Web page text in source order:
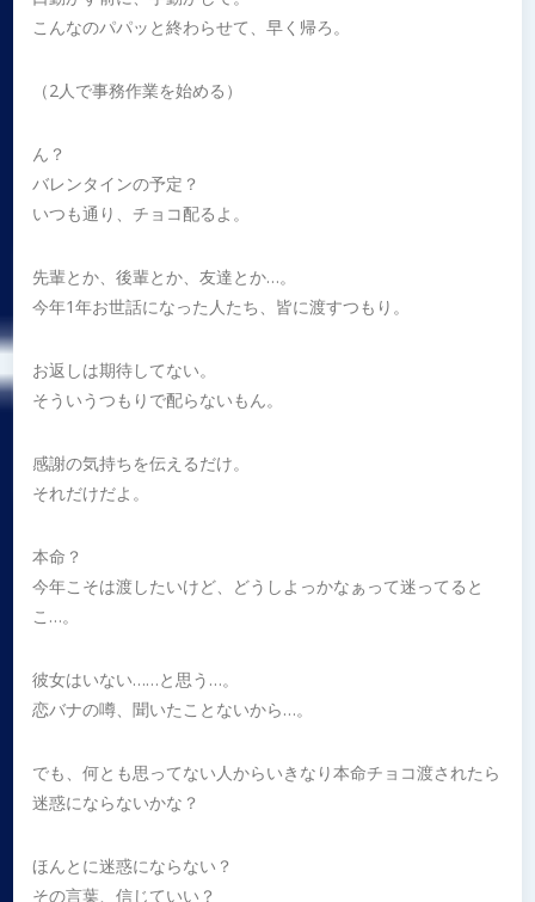
こんなのパパッと終わらせて、早く帰ろ。
（2人で事務作業を始める）
ん？
バレンタインの予定？
いつも通り、チョコ配るよ。
先輩とか、後輩とか、友達とか…。
今年1年お世話になった人たち、皆に渡すつもり。
お返しは期待してない。
そういうつもりで配らないもん。
感謝の気持ちを伝えるだけ。
それだけだよ。
本命？
今年こそは渡したいけど、どうしよっかなぁって迷ってると
こ…。
彼女はいない……と思う…。
恋バナの噂、聞いたことないから…。
でも、何とも思ってない人からいきなり本命チョコ渡されたら
迷惑にならないかな？
ほんとに迷惑にならない？
その言葉、信じていい？